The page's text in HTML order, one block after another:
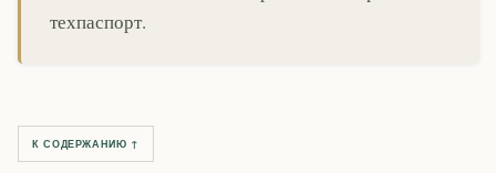
техпаспорт.
К СОДЕРЖАНИЮ ↑